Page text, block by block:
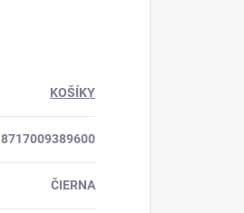
KOŠÍKY
8717009389600
ČIERNA